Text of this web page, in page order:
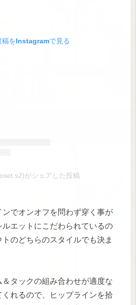
稿をInstagramで見る
がシェアした投稿
でオンオフを問わず穿く事が
エットにこだわられているの
のどちらのスタイルでも決ま
タックの組み合わせが適度な
れるので、ヒップラインを拾